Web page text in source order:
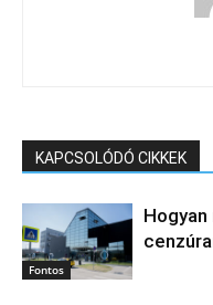
KAPCSOLÓDÓ CIKKEK
Fontos